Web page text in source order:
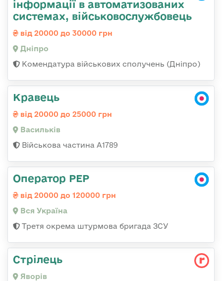
інформації в автоматизованих
системах, військовослужбовець
від 20000 до 30000 грн
Дніпро
Комендатура військових сполучень (Дніпро)
Кравець
від 20000 до 25000 грн
Васильків
Військова частина А1789
Оператор РЕР
від 20000 до 120000 грн
Вся Україна
Третя окрема штурмова бригада ЗСУ
Стрілець
Яворів